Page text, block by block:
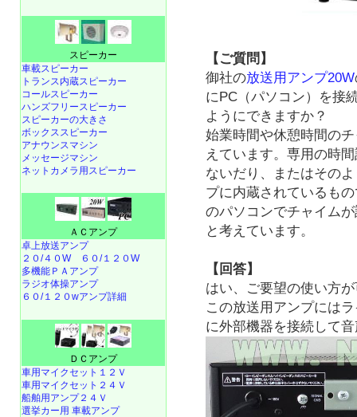
【ご質問】
御社の放送用アンプ20W
にPC（パソコン）を接
ようにできますか？
始業時間や休憩時間の
えています。専用の時
ないだり、またはその
プに内蔵されているも
のパソコンでチャイム
と考えています。
【回答】
はい、ご要望の使い方
この放送用アンプには
に外部機器を接続して
スピーカー
車載スピーカー
トランス内蔵スピーカー
コールスピーカー
ハンズフリースピーカー
スピーカーの大きさ
ボックススピーカー
アナウンスマシン
メッセージマシン
ネットカメラ用スピーカー
ＡＣアンプ
卓上放送アンプ
２０/４０W
６０/１２０W
多機能ＰＡアンプ
ラジオ体操アンプ
６０/１２０wアンプ詳細
ＤＣアンプ
車用マイクセット１２Ｖ
車用マイクセット２４Ｖ
船舶用アンプ２４Ｖ
選挙カー用 車載アンプ